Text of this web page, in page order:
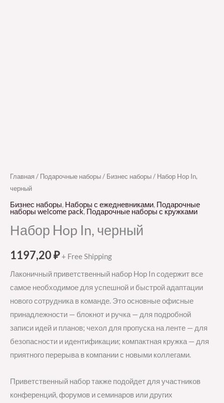
Главная / Подарочные наборы/ Бизнес наборы/ Набор Hop In,
черный
Бизнес наборы, Наборы с ежедневниками, Подарочные
наборы welcome pack, Подарочные наборы с кружками
Набор Hop In, черный
1197,20₽+ Free Shipping
Лаконичный приветственный набор Hop In содержит все
самое необходимое для успешной и быстрой адаптации
нового сотрудника в команде. Это основные офисные
принадлежности — блокнот и ручка — для подробной
записи идей и планов; чехол для пропуска на ленте — для
безопасности и идентификации; компактная кружка — для
приятного перерыва в компании с новыми коллегами.
Приветственный набор также подойдет для участников
конференций, форумов и семинаров или других